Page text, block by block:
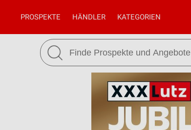
PROSPEKTE HÄNDLER KATEGORIEN